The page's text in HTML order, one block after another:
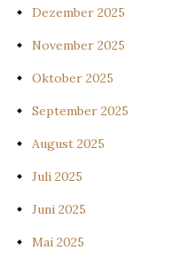
Dezember 2025
November 2025
Oktober 2025
September 2025
August 2025
Juli 2025
Juni 2025
Mai 2025